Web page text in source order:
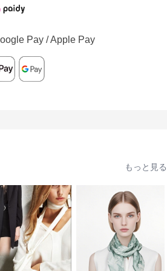
Pay / Apple Pay
もっと見る